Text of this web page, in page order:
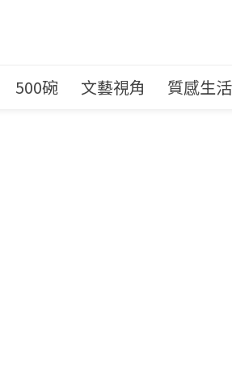
500碗 文藝視角 質感生活